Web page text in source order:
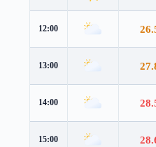
12:00
13:00
14:00
15:00